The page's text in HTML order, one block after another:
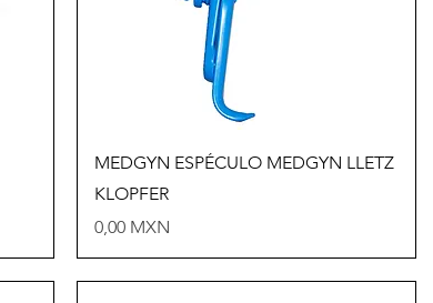
Vista rápida
MEDGYN ESPÉCULO MEDGYN LLETZ
KLOPFER
Precio
0,00 MXN